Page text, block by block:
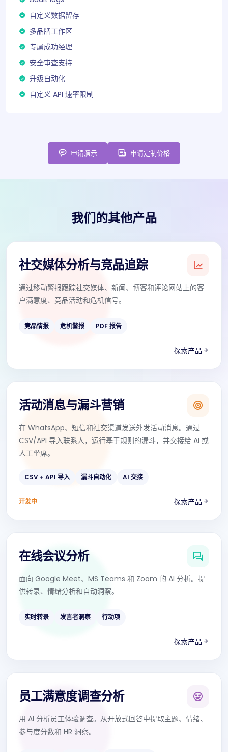
自定义数据留存
多品牌工作区
专属成功经理
安全审查支持
升级自动化
自定义 API 速率限制
申请演示 申请定制价格
我们的其他产品
社交媒体分析与竞品追踪
通过移动警报跟踪社交媒体、新闻、博客和评论网站上的客
户满意度、竞品活动和危机信号。
竞品情报 危机警报 PDF 报告
探索产品
活动消息与漏斗营销
在 WhatsApp、短信和社交渠道发送外发活动消息。通过
CSV/API 导入联系人，运行基于规则的漏斗，并交接给 AI 或
人工坐席。
CSV + API 导入 漏斗自动化 AI 交接
开发中 探索产品
在线会议分析
面向 Google Meet、MS Teams 和 Zoom 的 AI 分析。提
供转录、情绪分析和自动洞察。
实时转录 发言者洞察 行动项
探索产品
员工满意度调查分析
用 AI 分析员工体验调查。从开放式回答中提取主题、情绪、
参与度分数和 HR 洞察。